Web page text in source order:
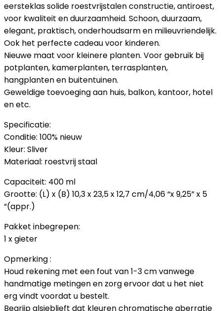
eersteklas solide roestvrijstalen constructie, antiroest,
voor kwaliteit en duurzaamheid. Schoon, duurzaam,
elegant, praktisch, onderhoudsarm en milieuvriendelijk.
Ook het perfecte cadeau voor kinderen.
Nieuwe maat voor kleinere planten. Voor gebruik bij
potplanten, kamerplanten, terrasplanten,
hangplanten en buitentuinen.
Geweldige toevoeging aan huis, balkon, kantoor, hotel
en etc.
Specificatie:
Conditie: 100% nieuw
Kleur: Sliver
Materiaal: roestvrij staal
Capaciteit: 400 ml
Grootte: (L) x (B) 10,3 x 23,5 x 12,7 cm/4,06 “x 9,25” x 5
“(appr.)
Pakket inbegrepen:
1 x gieter
Opmerking :
Houd rekening met een fout van 1-3 cm vanwege
handmatige metingen en zorg ervoor dat u het niet
erg vindt voordat u bestelt.
Begrijp alsjeblieft dat kleuren chromatische aberratie